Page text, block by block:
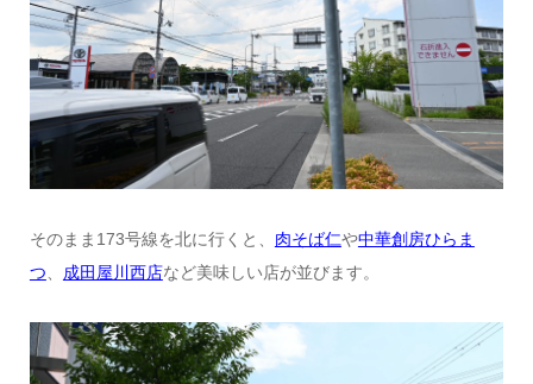
そのまま173号線を北に行くと、 肉そば仁や中華創房ひらま
つ、 成田屋川西店など美味しい店が並びます。